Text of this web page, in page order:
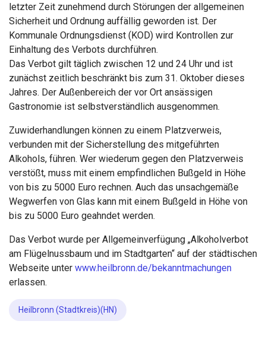
letzter Zeit zunehmend durch Störungen der allgemeinen
Sicherheit und Ordnung auffällig geworden ist. Der
Kommunale Ordnungsdienst (KOD) wird Kontrollen zur
Einhaltung des Verbots durchführen.
Das Verbot gilt täglich zwischen 12 und 24 Uhr und ist
zunächst zeitlich beschränkt bis zum 31. Oktober dieses
Jahres. Der Außenbereich der vor Ort ansässigen
Gastronomie ist selbstverständlich ausgenommen.
Zuwiderhandlungen können zu einem Platzverweis,
verbunden mit der Sicherstellung des mitgeführten
Alkohols, führen. Wer wiederum gegen den Platzverweis
verstößt, muss mit einem empfindlichen Bußgeld in Höhe
von bis zu 5000 Euro rechnen. Auch das unsachgemäße
Wegwerfen von Glas kann mit einem Bußgeld in Höhe von
bis zu 5000 Euro geahndet werden.
Das Verbot wurde per Allgemeinverfügung „Alkoholverbot
am Flügelnussbaum und im Stadtgarten“ auf der städtischen
Webseite unter www.heilbronn.de/bekanntmachungen
erlassen.
Heilbronn (Stadtkreis)(HN)